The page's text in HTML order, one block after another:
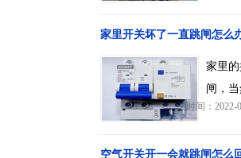
家里开关坏了一直跳闸怎么
家里
闸，
时间：2022-
空气开关开一会就跳闸怎么